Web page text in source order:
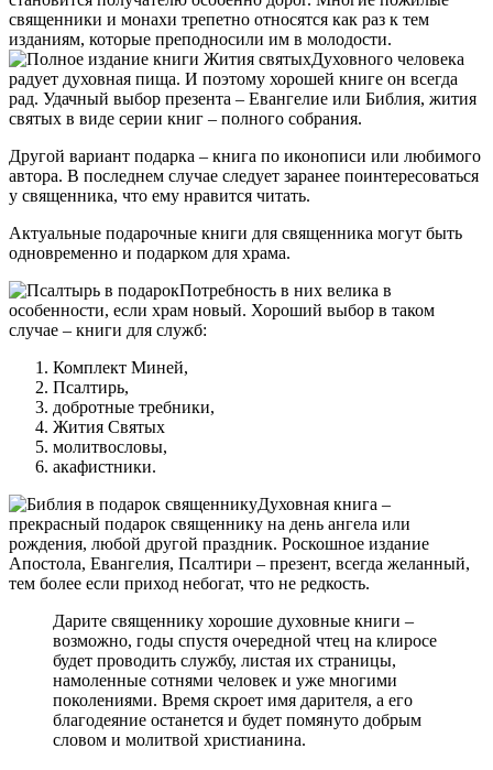
священники и монахи трепетно относятся как раз к тем
изданиям, которые преподносили им в молодости.
Духовного человека
радует духовная пища. И поэтому хорошей книге он всегда
рад. Удачный выбор презента – Евангелие или Библия, жития
святых в виде серии книг – полного собрания.
Другой вариант подарка – книга по иконописи или любимого
автора. В последнем случае следует заранее поинтересоваться
у священника, что ему нравится читать.
Актуальные подарочные книги для священника могут быть
одновременно и подарком для храма.
Потребность в них велика в
особенности, если храм новый. Хороший выбор в таком
случае – книги для служб:
Комплект Миней,
Псалтирь,
добротные требники,
Жития Святых
молитвословы,
акафистники.
Духовная книга –
прекрасный подарок священнику на день ангела или
рождения, любой другой праздник. Роскошное издание
Апостола, Евангелия, Псалтири – презент, всегда желанный,
тем более если приход небогат, что не редкость.
Дарите священнику хорошие духовные книги –
возможно, годы спустя очередной чтец на клиросе
будет проводить службу, листая их страницы,
намоленные сотнями человек и уже многими
поколениями. Время скроет имя дарителя, а его
благодеяние останется и будет помянуто добрым
словом и молитвой христианина.